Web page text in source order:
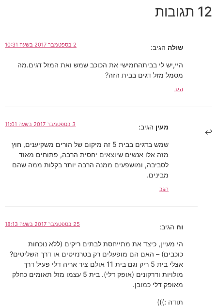
12 תגובות
שולה הגיב: 2 בספטמבר 2017 בשעה 10:31
היי,יש לי בביתהחמישי את הכוכב שמש ואת המזל דגים.מה
מסמל מזל דגים בבית הזה?
הגב
מעין הגיב: 3 בספטמבר 2017 בשעה 11:01
שמש בדגים בבית 5 זה מיקום של הורים משקיענים, חוץ
מזה אלו אנשים שיוצאים יחסית הרבה, פתוחים מאוד
לסביבה, ומושפעים ממנה הרבה יותר בקלות ממה שהם
מבינים.
הגב
וח הגיב: 25 בספטמבר 2017 בשעה 18:13
הי מעיין, כיצד את מתייחסת לבתים ריקים (ללא נוכחות
כוכבים) – האם הם מופעלים רק בטרנזיטים או דרך השליטים?
אצלי בית 5 ריק וגם בית 11 אולם ציר אריה דלי פעיל דרך
מולויות ודרקונים (אופק דלי). בית 5 עצמו מזל תאומים כחלק
מאופק דלי כמובן.
תודה :)))